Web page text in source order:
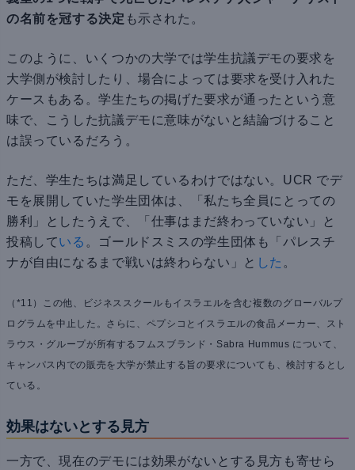
の名前を冠する決定 も示された。
このように、いくつかの大学では学生抗議デモの要求を
大学側が検討したり、場合によっては要求を受け入れた
ケースもある。学生たちの掲げた要求が通ったという意
味で、こうした抗議デモに意味がないと結論づけること
は誤っているだろう。
ただ、学生たちは満足しているわけではない。UCR でデ
モを展開していた学生団体は、「私たち全員にとっての
勝利」としたうえで、「仕事はまだ終わっていない」と
投稿している 。ゴールドスミスの学生団体も「パレスチ
ナが自由になるまで戦いは終わらない」と した 。
（*11）この他、ビジネススクールもイスラエルを含む複数のグローバルプ
ログラムを中止した。さらに、ペプシコとイスラエルの食品メーカー、スト
ラウス・グループが所有するフムスブランド・Sabra Hummus について、
キャンパス内での販売を大学が禁止する旨の要求についても、検討するとし
ている。
効果はないとする見方
一方で、現在のデモには効果がないとする見方も寄せら